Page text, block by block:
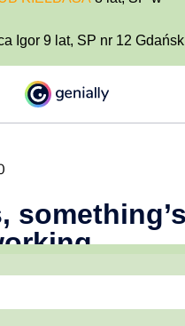
Igor 9 lat, SP nr 12 Gdańsk